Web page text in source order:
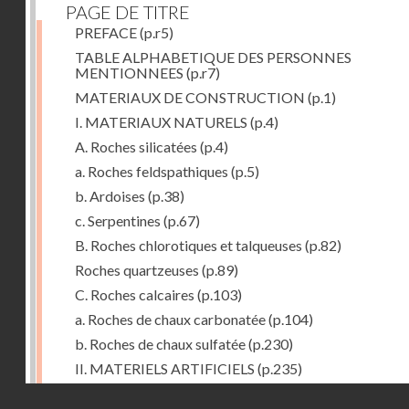
PAGE DE TITRE
PREFACE(p.r5)
TABLE ALPHABETIQUE DES PERSONNES
MENTIONNEES (p.r7)
MATERIAUX DE CONSTRUCTION (p.1)
I. MATERIAUX NATURELS (p.4)
A. Roches silicatées (p.4)
a. Roches feldspathiques (p.5)
b. Ardoises (p.38)
c. Serpentines (p.67)
B. Roches chlorotiques et talqueuses (p.82)
Roches quartzeuses (p.89)
C. Roches calcaires (p.103)
a. Roches de chaux carbonatée(p.104)
b. Roches de chaux sulfatée(p.230)
II. MATERIELS ARTIFICIELS (p.235)